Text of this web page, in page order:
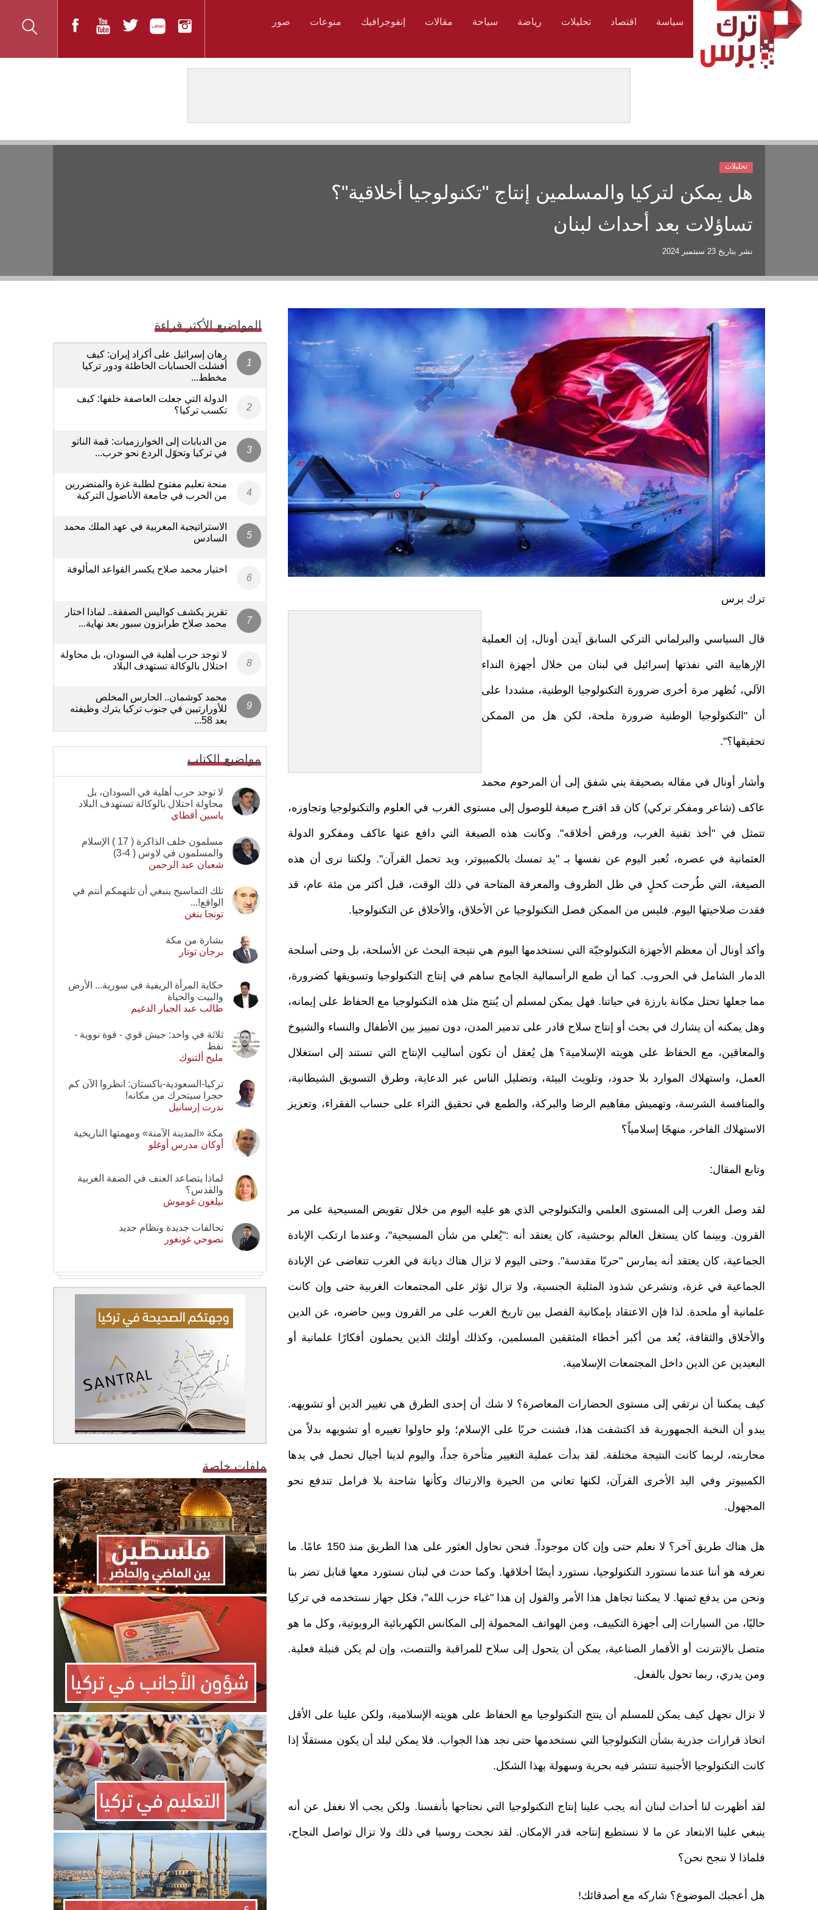
سياسة اقتصاد تحليلات رياضة سياحة مقالات إنفوجرافيك منوعات صور
هل يمكن لتركيا والمسلمين إنتاج "تكنولوجيا أخلاقية"؟
تساؤلات بعد أحداث لبنان
نشر بتاريخ 23 سبتمبر 2024
تحليلات
ترك برس
قال السياسي والبرلماني التركي السابق آيدن أونال، إن العملية
الإرهابية التي نفذتها إسرائيل في لبنان من خلال أجهزة النداء
الآلي، تُظهر مرة أخرى ضرورة التكنولوجيا الوطنية، مشددا على
أن "التكنولوجيا الوطنية ضرورة ملحة، لكن هل من الممكن
تحقيقها؟".
وأشار أونال في مقاله بصحيفة يني شفق إلى أن المرحوم محمد
عاكف (شاعر ومفكر تركي) كان قد اقترح صيغة للوصول إلى مستوى الغرب في العلوم والتكنولوجيا وتجاوزه،
تتمثل في "أخذ تقنية الغرب، ورفض أخلاقه". وكانت هذه الصيغة التي دافع عنها عاكف ومفكرو الدولة
العثمانية في عصره، تُعبر اليوم عن نفسها بـ "يد تمسك بالكمبيوتر، ويد تحمل القرآن". ولكننا نرى أن هذه
الصيغة، التي طُرحت كحلٍ في ظل الظروف والمعرفة المتاحة في ذلك الوقت، قبل أكثر من مئة عام، قد
فقدت صلاحيتها اليوم. فليس من الممكن فصل التكنولوجيا عن الأخلاق، والأخلاق عن التكنولوجيا.
وأكد أونال أن معظم الأجهزة التكنولوجيّة التي نستخدمها اليوم هي نتيجة البحث عن الأسلحة، بل وحتى أسلحة
الدمار الشامل في الحروب. كما أن طمع الرأسمالية الجامح ساهم في إنتاج التكنولوجيا وتسويقها كضرورة،
مما جعلها تحتل مكانة بارزة في حياتنا. فهل يمكن لمسلم أن يُنتج مثل هذه التكنولوجيا مع الحفاظ على إيمانه،
وهل يمكنه أن يشارك في بحث أو إنتاج سلاح قادر على تدمير المدن، دون تمييز بين الأطفال والنساء والشيوخ
والمعاقين، مع الحفاظ على هويته الإسلامية؟ هل يُعقل أن تكون أساليب الإنتاج التي تستند إلى استغلال
العمل، واستهلاك الموارد بلا حدود، وتلويث البيئة، وتضليل الناس عبر الدعاية، وطرق التسويق الشيطانية،
والمنافسة الشرسة، وتهميش مفاهيم الرضا والبركة، والطمع في تحقيق الثراء على حساب الفقراء، وتعزيز
الاستهلاك الفاخر، منهجًا إسلامياً؟
وتابع المقال:
لقد وصل الغرب إلى المستوى العلمي والتكنولوجي الذي هو عليه اليوم من خلال تقويض المسيحية على مر
القرون. وبينما كان يستغل العالم بوحشية، كان يعتقد أنه :"يُعلي من شأن المسيحية"، وعندما ارتكب الإبادة
الجماعية، كان يعتقد أنه يمارس "حربًا مقدسة". وحتى اليوم لا تزال هناك ديانة في الغرب تتغاضى عن الإبادة
الجماعية في غزة، وتشرعن شذوذ المثلية الجنسية، ولا تزال تؤثر على المجتمعات الغربية حتى وإن كانت
علمانية أو ملحدة. لذا فإن الاعتقاد بإمكانية الفصل بين تاريخ الغرب على مر القرون وبين حاضره، عن الدين
والأخلاق والثقافة، يُعد من أكبر أخطاء المثقفين المسلمين، وكذلك أولئك الذين يحملون أفكارًا علمانية أو
البعيدين عن الدين داخل المجتمعات الإسلامية.
كيف يمكننا أن نرتقي إلى مستوى الحضارات المعاصرة؟ لا شك أن إحدى الطرق هي تغيير الدين أو تشويهه.
يبدو أن النخبة الجمهورية قد اكتشفت هذا، فشنت حربًا على الإسلام؛ ولو حاولوا تغييره أو تشويهه بدلاً من
محاربته، لربما كانت النتيجة مختلفة. لقد بدأت عملية التغيير متأخرة جداً، واليوم لدينا أجيال تحمل في يدها
الكمبيوتر وفي اليد الأخرى القرآن، لكنها تعاني من الحيرة والارتباك وكأنها شاحنة بلا فرامل تندفع نحو
المجهول.
هل هناك طريق آخر؟ لا نعلم حتى وإن كان موجوداً. فنحن نحاول العثور على هذا الطريق منذ 150 عامًا. ما
نعرفه هو أننا عندما نستورد التكنولوجيا، نستورد أيضًا أخلاقها. وكما حدث في لبنان نستورد معها قنابل تضر بنا
ونحن من يدفع ثمنها. لا يمكننا تجاهل هذا الأمر والقول إن هذا "غباء حزب الله"، فكل جهاز نستخدمه في تركيا
حاليًا، من السيارات إلى أجهزة التكييف، ومن الهواتف المحمولة إلى المكانس الكهربائية الروبوتية، وكل ما هو
متصل بالإنترنت أو الأقمار الصناعية، يمكن أن يتحول إلى سلاح للمراقبة والتنصت، وإن لم يكن قنبلة فعلية.
ومن يدري، ربما تحول بالفعل.
لا نزال نجهل كيف يمكن للمسلم أن ينتج التكنولوجيا مع الحفاظ على هويته الإسلامية، ولكن علينا على الأقل
اتخاذ قرارات جذرية بشأن التكنولوجيا التي نستخدمها حتى نجد هذا الجواب. فلا يمكن لبلد أن يكون مستقلًا إذا
كانت التكنولوجيا الأجنبية تنتشر فيه بحرية وسهولة بهذا الشكل.
لقد أظهرت لنا أحداث لبنان أنه يجب علينا إنتاج التكنولوجيا التي نحتاجها بأنفسنا. ولكن يجب ألا نغفل عن أنه
ينبغي علينا الابتعاد عن ما لا نستطيع إنتاجه قدر الإمكان. لقد نجحت روسيا في ذلك ولا تزال تواصل النجاح،
فلماذا لا ننجح نحن؟
هل أعجبك الموضوع؟ شاركه مع أصدقائك!
المواضيع الأكثر قراءة
رهان إسرائيل على أكراد إيران: كيف
أفشلت الحسابات الخاطئة ودور تركيا
مخطط...
الدولة التي جعلت العاصفة خلفها: كيف
تكسب تركيا؟
من الدبابات إلى الخوارزميات: قمة الناتو
في تركيا وتحوّل الردع نحو حرب...
منحة تعليم مفتوح لطلبة غزة والمتضررين
من الحرب في جامعة الأناضول التركية
الاستراتيجية المغربية في عهد الملك محمد
السادس
اختيار محمد صلاح يكسر القواعد المألوفة
تقرير يكشف كواليس الصفقة.. لماذا اختار
محمد صلاح طرابزون سبور بعد نهاية...
لا توجد حرب أهلية في السودان، بل محاولة
احتلال بالوكالة تستهدف البلاد
محمد كوشمان.. الحارس المخلص
للأورارتيين في جنوب تركيا يترك وظيفته
بعد 58...
مواضيع الكتاب
لا توجد حرب أهلية في السودان، بل
محاولة احتلال بالوكالة تستهدف البلاد
ياسين أقطاي
مسلمون خلف الذاكرة ( 17 ) الإسلام
والمسلمون في لاوس ( 4-3)
شعبان عبد الرحمن
تلك التماسيح ينبغي أن تلتهمكم أنتم في
الواقع!...
تونجا بنغن
بشارة من مكة
برجان توتار
حكاية المرأة الريفية في سورية... الأرض
والبيت والحياة
طالب عبد الجبار الدغيم
ثلاثة في واحد: جيش قوي - قوة نووية -
نفط
مليح ألتنوك
تركيا-السعودية-باكستان: انظروا الآن كم
حجرا سيتحرك من مكانه!
ندرت إرسانيل
مكة «المدينة الآمنة» ومهمتها التاريخية
أوكان مدرس أوغلو
لماذا يتصاعد العنف في الضفة الغربية
والقدس؟
نيلغون غوموش
تحالفات جديدة ونظام جديد
نصوحي غونغور
ملفات خاصة